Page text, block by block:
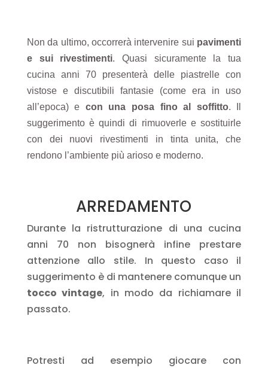
Non da ultimo, occorrerà intervenire sui pavimenti
e sui rivestimenti. Quasi sicuramente la tua
cucina anni 70 presenterà delle piastrelle con
vistose e discutibili fantasie (come era in uso
all’epoca) e con una posa fino al soffitto.
suggerimento è quindi di rimuoverle e sostituirle
con dei nuovi rivestimenti in tinta unita, che
rendono l’ambiente più arioso e moderno.
ARREDAMENTO
Durante la ristrutturazione di una cucina
anni 70 non bisognerà infine prestare
attenzione allo stile. In questo caso il
suggerimento è di mantenere comunque un
toccovintage, in modo da richiamare il
passato.
Potresti ad esempio giocare con